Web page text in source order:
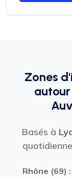
Zones
Basés à
Rhône (69) :